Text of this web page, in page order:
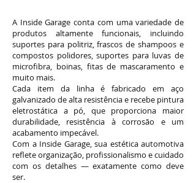
A Inside Garage conta com uma variedade de
produtos altamente funcionais, incluindo
suportes para politriz, frascos de shampoos e
compostos polidores, suportes para luvas de
microfibra, boinas, fitas de mascaramento e
muito mais.
Cada item da linha é fabricado em aço
galvanizado de alta resistência e recebe pintura
eletrostática a pó, que proporciona maior
durabilidade, resistência à corrosão e um
acabamento impecável.
Com a Inside Garage, sua estética automotiva
reflete organização, profissionalismo e cuidado
com os detalhes — exatamente como deve
ser.